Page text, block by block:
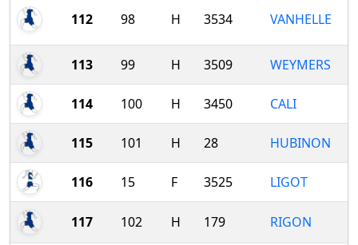
112 98 H 3534 VANHELLE
113 99 H 3509 WEYMERS
114 100 H 3450 CALI
115 101 H 28 HUBINON
116 15 F 3525 LIGOT
117 102 H 179 RIGON